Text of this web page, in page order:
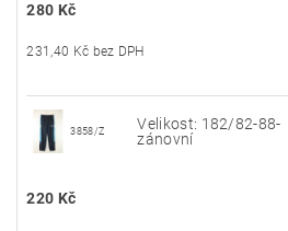
280 Kč
231,40 Kč bez DPH
3858/Z
Velikost: 182/82-88-
zánovní
220 Kč